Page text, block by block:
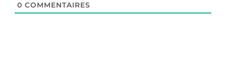
0 COMMENTAIRES